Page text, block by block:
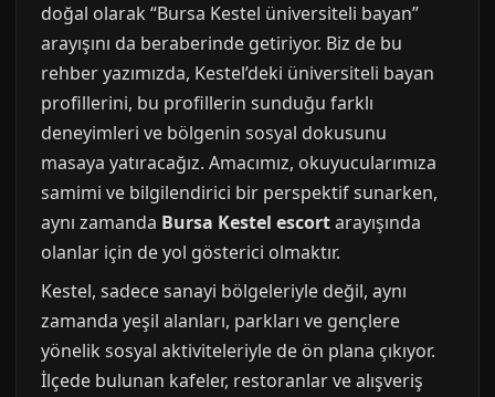
doğal olarak “Bursa Kestel üniversiteli bayan”
arayışını da beraberinde getiriyor. Biz de bu
rehber yazımızda, Kestel’deki üniversiteli bayan
profillerini, bu profillerin sunduğu farklı
deneyimleri ve bölgenin sosyal dokusunu
masaya yatıracağız. Amacımız, okuyucularımıza
samimi ve bilgilendirici bir perspektif sunarken,
aynı zamanda Bursa Kestel escortarayışında
olanlar için de yol gösterici olmaktır.
Kestel, sadece sanayi bölgeleriyle değil, aynı
zamanda yeşil alanları, parkları ve gençlere
yönelik sosyal aktiviteleriyle de ön plana çıkıyor.
İlçede bulunan kafeler, restoranlar ve alışveriş